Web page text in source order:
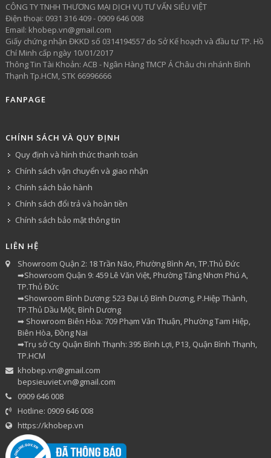
CÔNG TY TNHH THƯƠNG MẠI DỊCH VỤ TƯ VẤN SIÊU VIỆT
​Điện thoại: 0931 316 409 - 0909 646 008
Email: khobep.vn@gmail.com
Giấy chứng nhận ĐKKD số 0314194557 do Sở Kế hoạch và đầu tư TP. Hồ
Chí Minh cấp ngày 10/01/2017
Thông Tin Tài Khoản: ACB - Ngân Hàng TMCP Á Châu chi nhánh Bình
Thạnh Tp.HCM, STK 66996666
FANPAGE
CHÍNH SÁCH VÀ QUY ĐỊNH
Quy định và hình thức thanh toán
Chính sách vận chuyển và giao nhận
Chính sách bảo hành
Chính sách đổi trả và hoàn tiền
Chính sách bảo mật thông tin
LIÊN HỆ
Showroom Quận 2: 18 Trần Não, Phường Bình An, TP.Thủ Đức
➡Showroom Quận 9: 459 Lê Văn Việt, Phường Tăng Nhơn Phú A,
TP.Thủ Đức
➡Showroom Bình Dương: 523 Đại Lộ Bình Dương, P.Hiệp Thành,
TP.Thủ Dầu Một, Bình Dương
➡ Showroom Biên Hòa: 709 Phạm Văn Thuận, Phường Tam Hiệp,
Biên Hòa, Đồng Nai
➡Trụ sở Cty Quận Bình Thạnh: 395 Bình Lợi, P13, Quận Bình Thạnh,
TP.HCM
khobep.vn@gmail.com
bepsieuviet.vn@gmail.com
0909 646 008
Hotline: 0909 646 008
https://khobep.vn